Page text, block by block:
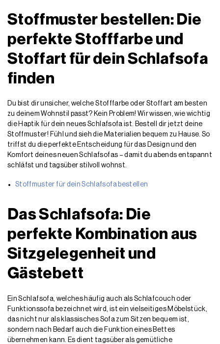
Stoffmuster bestellen: Die
perfekte Stofffarbe und
Stoffart für dein Schlafsofa
finden
Du bist dir unsicher, welche Stofffarbe oder Stoffart am besten
zu deinem Wohnstil passt? Kein Problem! Wir wissen, wie wichtig
die Haptik für dein neues Schlafsofa ist. Bestell dir jetzt deine
Stoffmuster! Fühl und sieh die Materialien bequem zu Hause. So
triffst du die perfekte Entscheidung für das Design und den
Komfort deines neuen Schlafsofas – damit du abends entspannt
schläfst und tagsüber stilvoll wohnst.
Stoffmuster für dein Schlafsofa bestellen
Das Schlafsofa: Die
perfekte Kombination aus
Sitzgelegenheit und
Gästebett
Ein Schlafsofa, welches häufig auch als Schlafcouch oder
Funktionssofa bezeichnet wird, ist ein vielseitiges Möbelstück,
das nicht nur als klassisches Sofa zum Sitzen bequem ist,
sondern nach Bedarf auch die Funktion eines Bettes
übernehmen kann. Es dient tagsüber als gemütliche